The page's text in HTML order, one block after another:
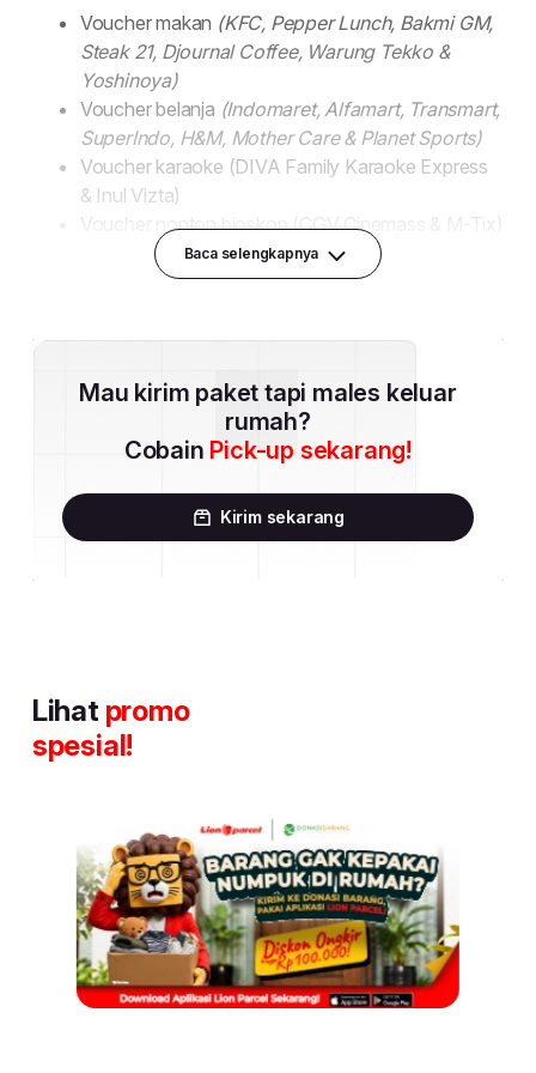
Baca selengkapnya
Mau kirim paket tapi males keluar
rumah?
Cobain Pick-up sekarang!
Kirim sekarang
Lihat promo
spesial!